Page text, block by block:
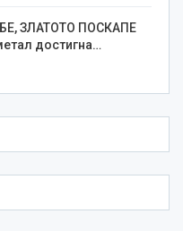
ЗЛАТОТО ПОСКАПЕ
достигна…